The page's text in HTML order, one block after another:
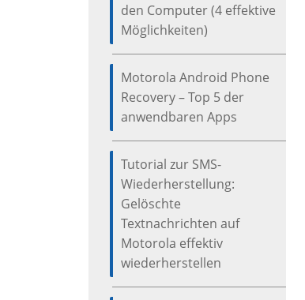
den Computer (4 effektive
Möglichkeiten)
Motorola Android Phone
Recovery – Top 5 der
anwendbaren Apps
Tutorial zur SMS-
Wiederherstellung:
Gelöschte
Textnachrichten auf
Motorola effektiv
wiederherstellen